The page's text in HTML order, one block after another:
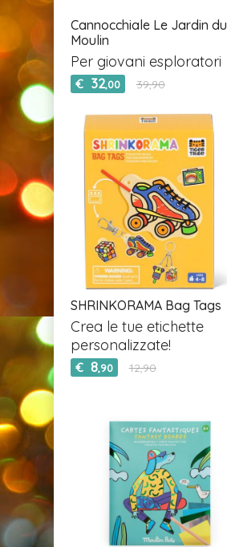
Cannocchiale Le Jardin du
Moulin
Per giovani esploratori
€ 32,00 39,90
SHRINKORAMA Bag Tags
Crea le tue etichette
personalizzate!
€ 8,90 12,90